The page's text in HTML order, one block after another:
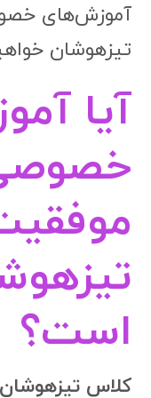
آموزش‌های
تیزهوشان
آیا
است؟
کلاس تیزهوشان